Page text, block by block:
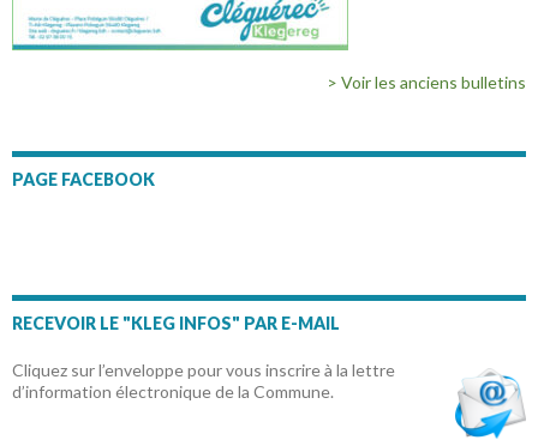
> Voir les anciens bulletins
PAGE FACEBOOK
RECEVOIR LE "KLEG INFOS" PAR E-MAIL
Cliquez sur l’enveloppe pour vous inscrire à la lettre
d’information électronique de la Commune.